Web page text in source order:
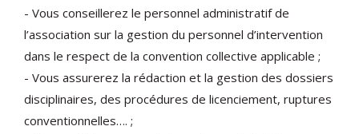
- Vous conseillerez le personnel administratif de
l’association sur la gestion du personnel d’intervention
dans le respect de la convention collective applicable ;
- Vous assurerez la rédaction et la gestion des dossiers
disciplinaires, des procédures de licenciement, ruptures
conventionnelles…. ;